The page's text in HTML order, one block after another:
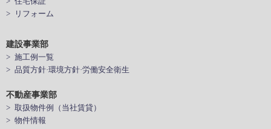
> リフォーム
建設事業部
> 施工例一覧
> 品質方針·環境方針·労働安全衛生
不動産事業部
> 取扱物件例（当社賃貸）
> 物件情報